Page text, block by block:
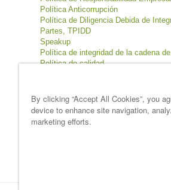
Política Anticorrupción
Política de Diligencia Debida de
Partes, TPIDD
Speakup
Política de integridad de la cadena
Política de calidad
Política de medio ambiente
Términos & condiciones
Aviso legal
By clicking “Accept All Cookies”, you
device to enhance site navigation,
marketing efforts.